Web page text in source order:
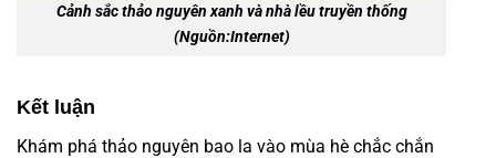
Cảnh sắc thảo nguyên xanh và nhà lều truyền thống
(Nguồn:Internet)
Kết luận
Khám phá thảo nguyên bao la vào mùa hè chắc chắn